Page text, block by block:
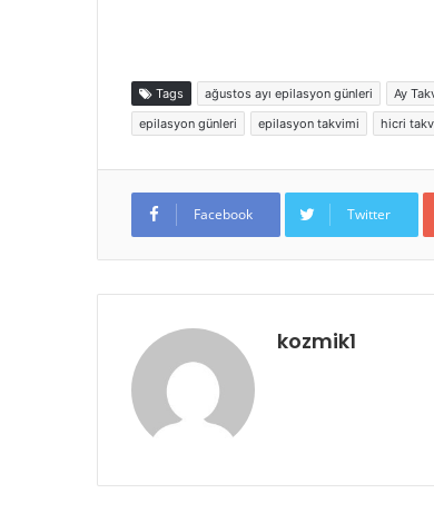
Tags ağustos ayı epilasyon günleri Ay
epilasyon günleri
epilasyon takvimi hicri
Facebook Twitter
kozmik1